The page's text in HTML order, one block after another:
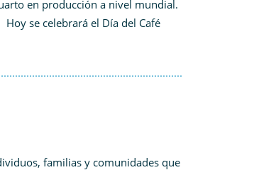
en producción a nivel mundial.
se celebrará el Día del Café
familias y comunidades que